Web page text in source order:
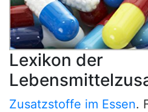
Lexikon der
Zusatzstoffe im Essen.